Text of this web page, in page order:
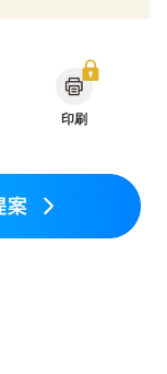
印刷